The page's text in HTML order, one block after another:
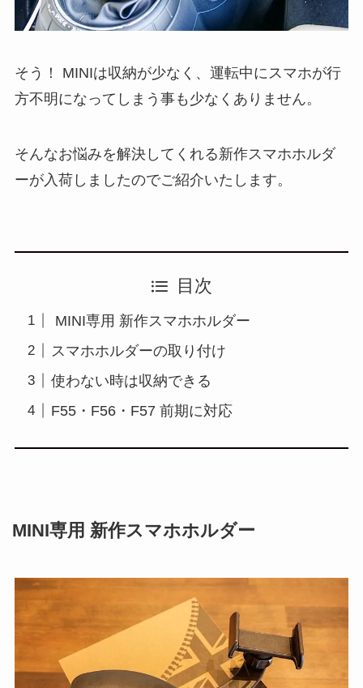
そう！ MINIは収納が少なく、運転中にスマホが行
方不明になってしまう事も少なくありません。
そんなお悩みを解決してくれる新作スマホホルダ
ーが入荷しましたのでご紹介いたします。
目次
MINI専用 新作スマホホルダー
スマホホルダーの取り付け
使わない時は収納できる
F55・F56・F57 前期に対応
MINI専用 新作スマホホルダー